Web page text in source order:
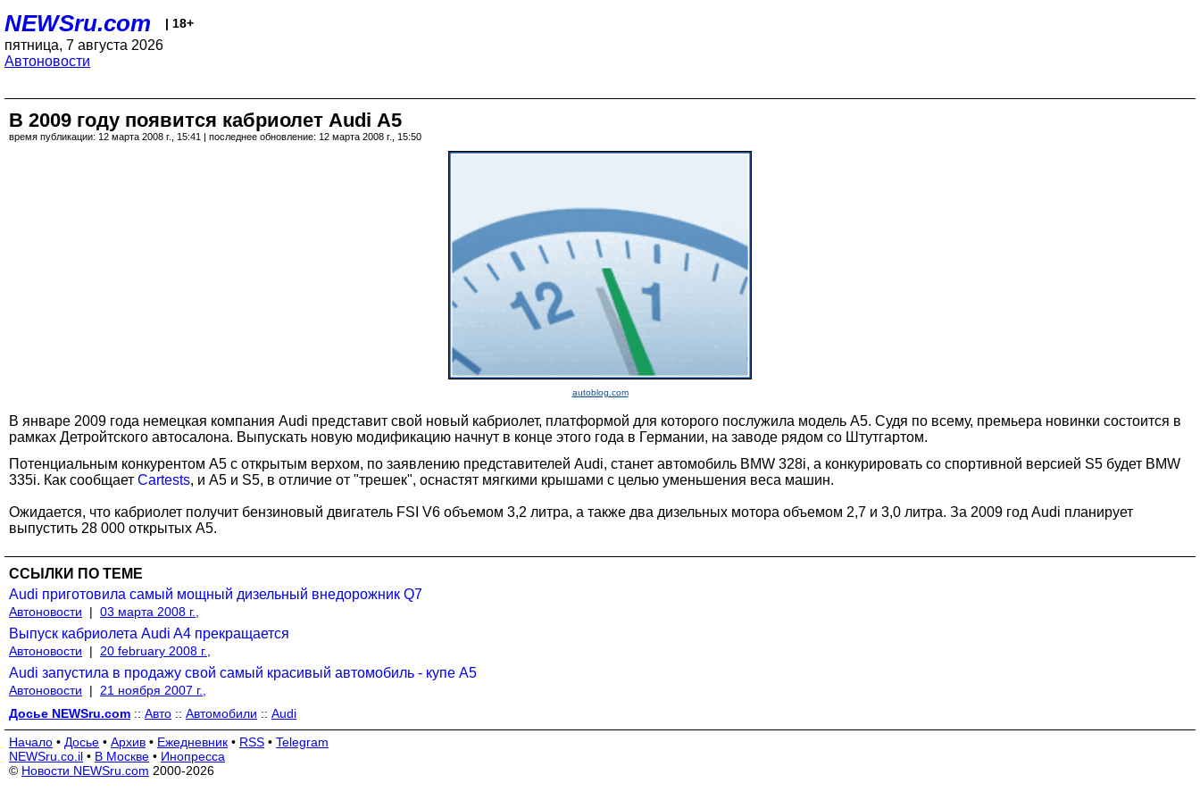
NEWSru.com | 18+
пятница, 7 августа 2026
Автоновости
В 2009 году появится кабриолет Audi А5
время публикации: 12 марта 2008 г., 15:41 | последнее обновление: 12 марта 2008 г., 15:50
autoblog.com
В январе 2009 года немецкая компания Audi представит свой новый кабриолет, платформой для которого послужила модель А5. Судя по всему, премьера новинки состоится в
рамках Детройтского автосалона. Выпускать новую модификацию начнут в конце этого года в Германии, на заводе рядом со Штутгартом.
Потенциальным конкурентом А5 с открытым верхом, по заявлению представителей Audi, станет автомобиль BMW 328i, а конкурировать со спортивной версией S5 будет BMW
335i. Как сообщает Cartests, и А5 и S5, в отличие от "трешек", оснастят мягкими крышами с целью уменьшения веса машин.
Ожидается, что кабриолет получит бензиновый двигатель FSI V6 объемом 3,2 литра, а также два дизельных мотора объемом 2,7 и 3,0 литра. За 2009 год Audi планирует
выпустить 28 000 открытых А5.
ССЫЛКИ ПО ТЕМЕ
Audi приготовила самый мощный дизельный внедорожник Q7
Автоновости | 03 марта 2008 г.,
Выпуск кабриолета Audi A4 прекращается
Автоновости | 20 february 2008 г.,
Audi запустила в продажу свой самый красивый автомобиль - купе A5
Автоновости |
21 ноября 2007 г.,
Досье NEWSru.com :: Авто :: Автомобили :: Audi
Начало • Досье • Архив • Ежедневник • RSS • Telegram
NEWSru.co.il • В Москве • Инопресса
© Новости NEWSru.com 2000-2026